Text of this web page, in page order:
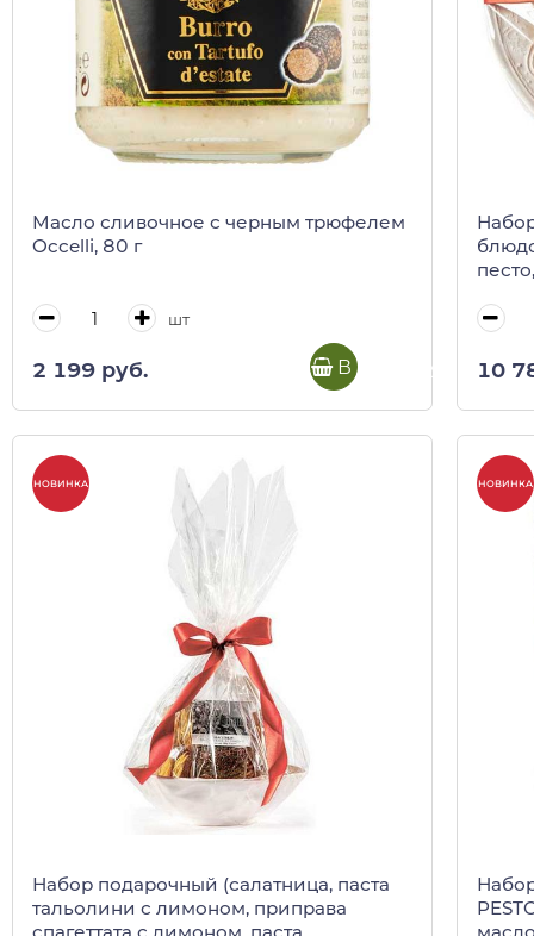
Масло сливочное с черным трюфелем
Occelli, 80 г
шт
2 199 руб. В корзину 10
НОВИНКА
Набор подарочный (салатница, паста
тальолини с лимоном, приправа
НОВИНКА
Набор